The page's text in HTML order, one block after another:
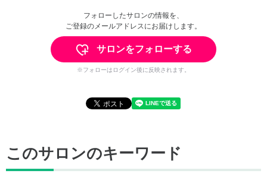
フォローしたサロンの情報を、
ご登録のメールアドレスにお届けします。
サロンをフォローする
※フォローはログイン後に反映されます。
このサロンのキーワード